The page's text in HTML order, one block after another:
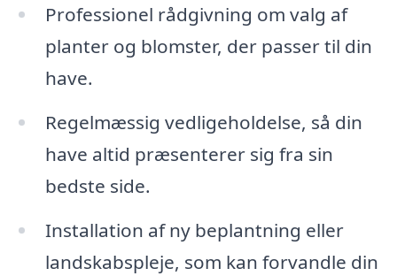
Professionel rådgivning om valg af
planter og blomster, der passer til din
have.
Regelmæssig vedligeholdelse, så din
have altid præsenterer sig fra sin
bedste side.
Installation af ny beplantning eller
landskabspleje, som kan forvandle din